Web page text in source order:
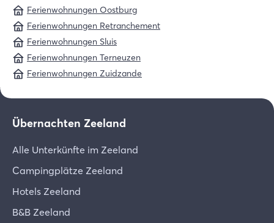
Ferienwohnungen Oostburg
Ferienwohnungen Retranchement
Ferienwohnungen Sluis
Ferienwohnungen Terneuzen
Ferienwohnungen Zuidzande
Übernachten Zeeland
Alle Unterkünfte im Zeeland
Campingplätze Zeeland
Hotels Zeeland
B&B Zeeland